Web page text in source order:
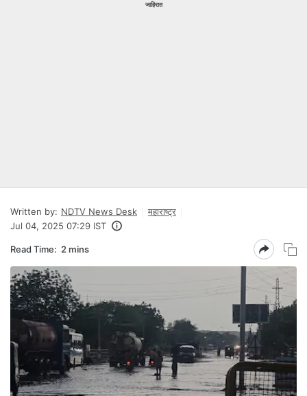
जाहिरात
Written by: NDTV News Desk
महाराष्ट्र
Jul 04, 2025 07:29 IST
Read Time: 2 mins